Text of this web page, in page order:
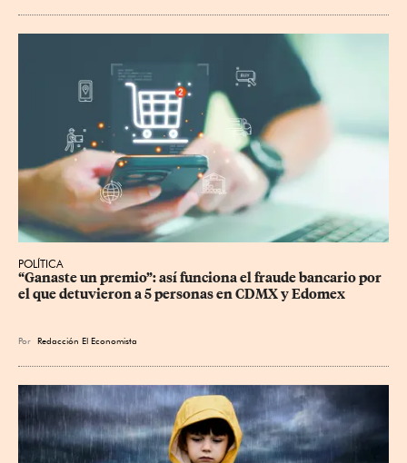
POLÍTICA
“Ganaste un premio”: así funciona el fraude bancario por
el que detuvieron a 5 personas en CDMX y Edomex
Por Redacción El Economista